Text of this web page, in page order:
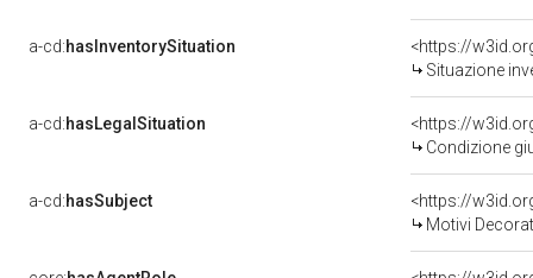
a-cd:hasInventorySituation
<https://
Situazione
a-cd:hasLegalSituation
<https://
Condizione
a-cd:hasSubject
<https://
Motivi